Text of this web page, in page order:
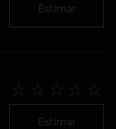
Estimar
Estimar